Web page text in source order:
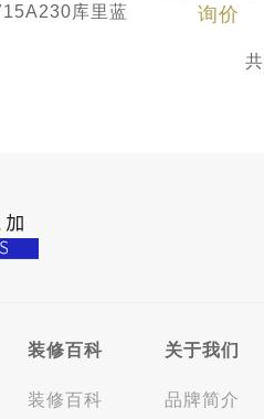
库里蓝 询价
共
装修百科
装修百科
关于我们
品牌简介